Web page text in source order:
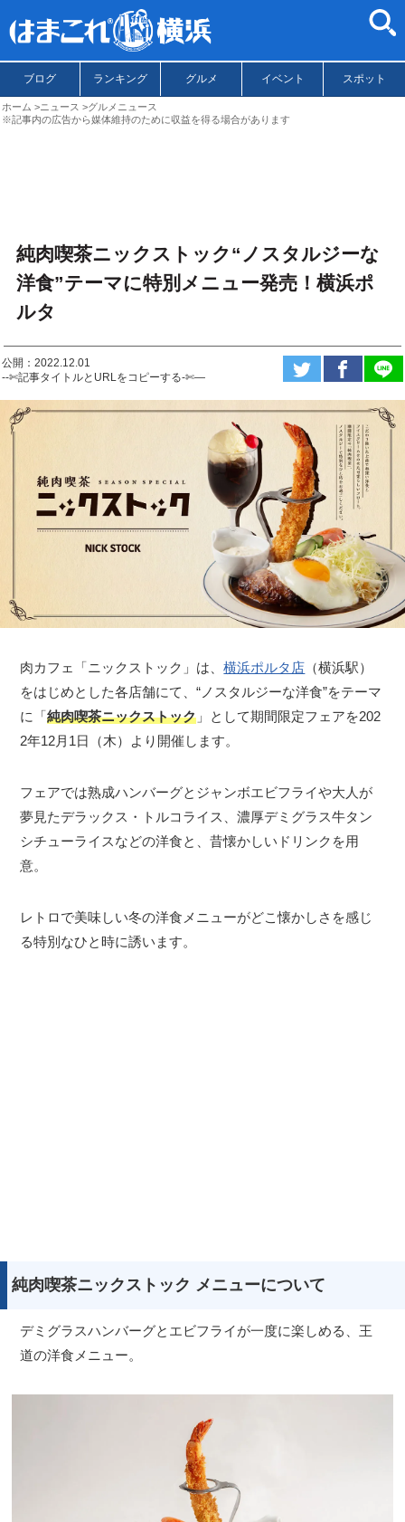
ブログ ランキング グルメ イベント スポット
ホーム ニュース
グルメニュース
※記事内の広告から媒体維持のために収益を得る場合があります
純肉喫茶ニックストック“ノスタルジーな
洋食”テーマに特別メニュー発売！横浜ポ
ルタ
公開：2022.12.01
--✄記事タイトルとURLをコピーする-✄—
肉カフェ「ニックストック」は、横浜ポルタ店 （横浜駅）
をはじめとした各店舗にて、“ノスタルジーな洋食”をテーマ
に「純肉喫茶ニックストック 」として期間限定フェアを202
2年12月1日（木）より開催します。
フェアでは熟成ハンバーグとジャンボエビフライや大人が
夢見たデラックス・トルコライス、濃厚デミグラス牛タン
シチューライスなどの洋食と、昔懐かしいドリンクを用
意。
レトロで美味しい冬の洋食メニューがどこ懐かしさを感じ
る特別なひと時に誘います。
純肉喫茶ニックストック メニューについて
デミグラスハンバーグとエビフライが一度に楽しめる、王
道の洋食メニュー。